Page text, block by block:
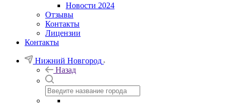
Новости 2024
Отзывы
Контакты
Лицензии
Контакты
Нижний Новгород
Назад